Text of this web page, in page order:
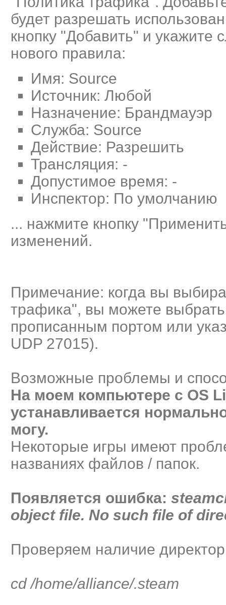
будет разрешать
кнопку "Добавить" и
нового правила:
Имя: Source
Источник: Любой
Назначение: Брандмауэр
Служба: Source
Действие: Разрешить
Трансляция: -
Допустимое время: -
Инспектор: По умолчанию
... нажмите кнопку
изменений.
Примечание: когда вы
трафика", вы можете
прописанным портом или
UDP 27015).
Возможные проблемы и
На моем компьютере с OS
устанавливается
могу.
Некоторые игры имеют
названиях файлов / папок.
Появляется ошибка:
object file. No such file of
Проверяем наличие
cd /home/alliance/.steam